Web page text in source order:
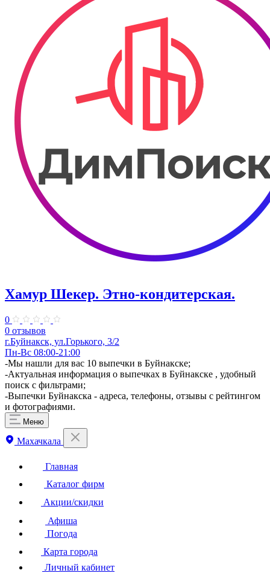
Хамур Шекер. ​Этно-кондитерская.
0
0 отзывов
г.Буйнакск, ул.​Горького, 3/2
Пн-Вс 08:00-21:00
-Мы нашли для вас 10 выпечки в Буйнакске;
-Актуальная информация о выпечках в Буйнакске , удобный
поиск с фильтрами;
-Выпечки Буйнакска - адреса, телефоны, отзывы с рейтингом
и фотографиями.
Меню
Махачкала
Главная
Каталог фирм
Акции/скидки
Афиша
Погода
Карта города
Личный кабинет